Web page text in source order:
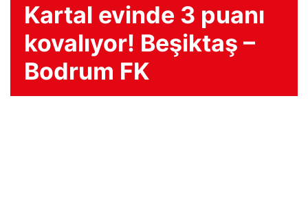
Kartal evinde 3 puanı
kovalıyor! Beşiktaş –
Bodrum FK